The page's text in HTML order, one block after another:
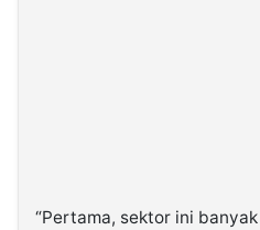
“Pertama, sektor ini